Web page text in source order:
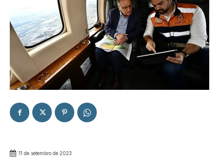
11 de setembro de 2023